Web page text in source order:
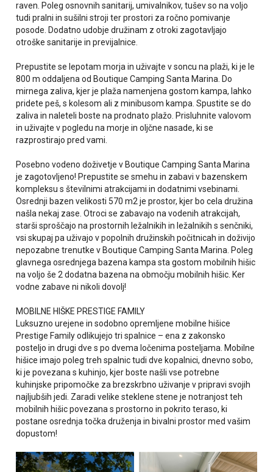
raven. Poleg osnovnih sanitarij, umivalnikov, tušev so na voljo
tudi pralni in sušilni stroji ter prostori za ročno pomivanje
posode. Dodatno udobje družinam z otroki zagotavljajo
otroške sanitarije in previjalnice.
Prepustite se lepotam morja in uživajte v soncu na plaži, ki je le
800 m oddaljena od Boutique Camping Santa Marina. Do
mirnega zaliva, kjer je plaža namenjena gostom kampa, lahko
pridete peš, s kolesom ali z minibusom kampa. Spustite se do
zaliva in naleteli boste na prodnato plažo. Prisluhnite valovom
in uživajte v pogledu na morje in oljčne nasade, ki se
razprostirajo pred vami.
Posebno vodeno doživetje v Boutique Camping Santa Marina
je zagotovljeno! Prepustite se smehu in zabavi v bazenskem
kompleksu s številnimi atrakcijami in dodatnimi vsebinami.
Osrednji bazen velikosti 570 m2 je prostor, kjer bo cela družina
našla nekaj zase. Otroci se zabavajo na vodenih atrakcijah,
starši sproščajo na prostornih ležalnikih in ležalnikih s senčniki,
vsi skupaj pa uživajo v popolnih družinskih počitnicah in doživijo
nepozabne trenutke v Boutique Camping Santa Marina. Poleg
glavnega osrednjega bazena kampa sta gostom mobilnih hišic
na voljo še 2 dodatna bazena na območju mobilnih hišic. Ker
vodne zabave ni nikoli dovolj!
MOBILNE HIŠKE PRESTIGE FAMILY
Luksuzno urejene in sodobno opremljene mobilne hišice
Prestige Family odlikujejo tri spalnice – ena z zakonsko
posteljo in drugi dve s po dvema ločenima posteljama. Mobilne
hišice imajo poleg treh spalnic tudi dve kopalnici, dnevno sobo,
ki je povezana s kuhinjo, kjer boste našli vse potrebne
kuhinjske pripomočke za brezskrbno uživanje v pripravi svojih
najljubših jedi. Zaradi velike steklene stene je notranjost teh
mobilnih hišic povezana s prostorno in pokrito teraso, ki
postane osrednja točka druženja in bivalni prostor med vašim
dopustom!